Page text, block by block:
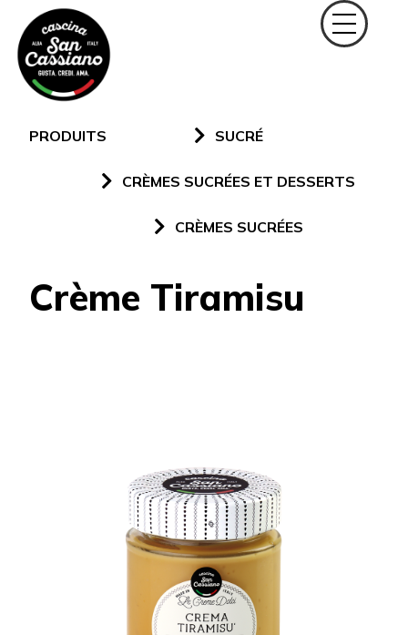
PRODUITS SUCRÉ
CRÈMES SUCRÉES ET DESSERTS
CRÈMES SUCRÉES
Crème Tiramisu